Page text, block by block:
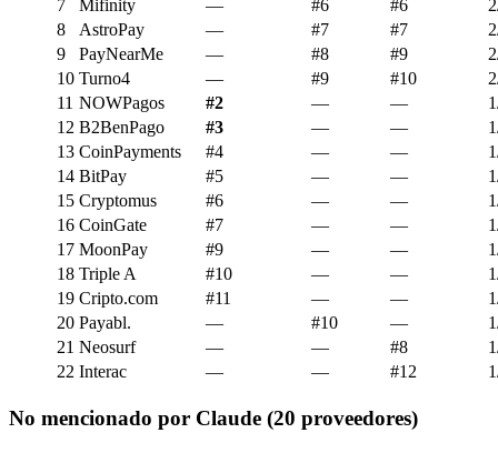
7
Mifinity — #6 #6
8
AstroPay — #7 #7
9
PayNearMe — #8 #9
10 Turno4 — #9 #10
11 NOWPagos #2 — —
12 B2BenPago #3 — —
13 CoinPayments #4 — —
14 BitPay #5 — —
15 Cryptomus #6 — —
16 CoinGate #7 — —
17 MoonPay #9 — —
18 Triple A #10 — —
19 Cripto.com #11 — —
20 Payabl. — #10 —
21 Neosurf — — #8
22 Interac — — #12
No mencionado por Claude (20 proveedores)